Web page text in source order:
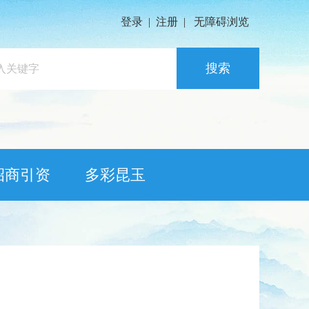
登录 | 注册 | 无障碍浏览
搜索
商引资 多彩昆玉